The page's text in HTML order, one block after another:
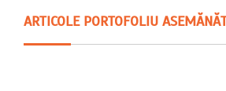
ARTICOLE PORTOFOLIU